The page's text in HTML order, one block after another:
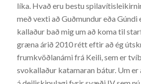
líka. Hvað eru bestu
með vexti að Guðmundur eða Gúndi
kallaður bað mig um að koma til
græna árið 2010 rétt eftir að ég
frumkvöðlanámi frá Keili, sem er
svokallaður katamaran bátur. Um